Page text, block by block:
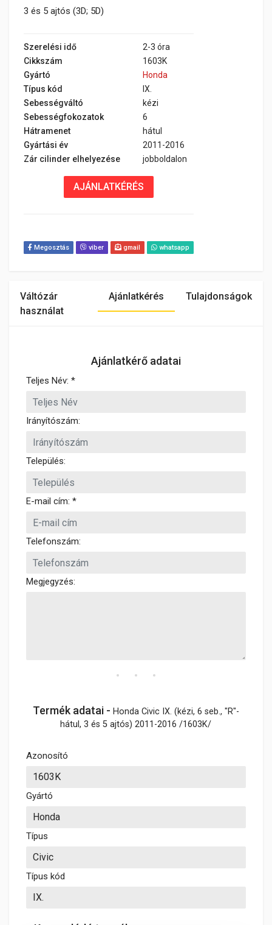
3 és 5 ajtós (3D; 5D)
Szerelési idő
2-3 óra
Cikkszám
1603K
Gyártó
Honda
Típus kód
IX.
Sebességváltó
kézi
Sebességfokozatok
6
Hátramenet
hátul
Gyártási év
2011-2016
Zár cilinder elhelyezése
jobboldalon
AJÁNLATKÉRÉS
Megosztás viber gmail whatsapp
Váltózár
használat
Ajánlatkérés Tulajdonságok
Ajánlatkérő adatai
Teljes Név: *
Irányítószám:
Település:
E-mail cím: *
Telefonszám:
Megjegyzés:
Termék adatai - Honda Civic IX. (kézi, 6 seb., "R"-
hátul, 3 és 5 ajtós) 2011-2016 /1603K/
Azonosító
Gyártó
Típus
Típus kód